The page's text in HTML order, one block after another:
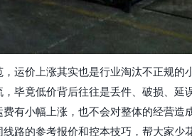
运价上涨其实也是行业淘汰不正规的
毕竟低价背后往往是丢件、破损、延
有小幅上涨，也不会对整体的经营造
路的参考报价和控本技巧，帮大家少